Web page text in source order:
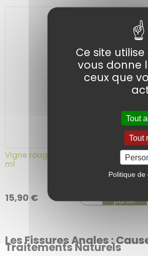
Les Fissures Anales :
Traitements Naturels
Vigne rouge BIO – Bourgeon 1D – 60
ml
15,90 € panier
Ce site
vous donne
ceux que
Tout
Tout
Politique de